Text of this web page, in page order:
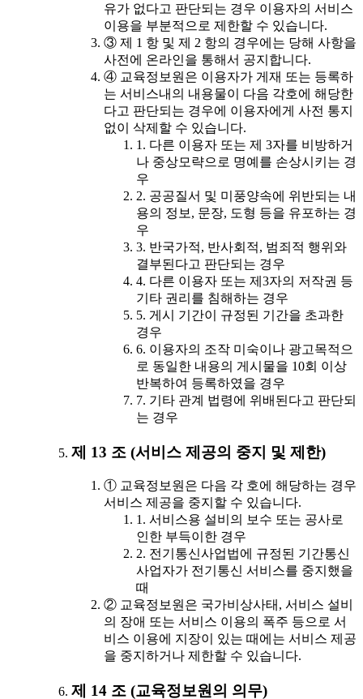
유가 없다고 판단되는 경우 이용자의 서비스
이용을 부분적으로 제한할 수 있습니다.
③ 제 1 항 및 제 2 항의 경우에는 당해 사항을
사전에 온라인을 통해서 공지합니다.
④ 교육정보원은 이용자가 게재 또는 등록하
는 서비스내의 내용물이 다음 각호에 해당한
다고 판단되는 경우에 이용자에게 사전 통지
없이 삭제할 수 있습니다.
1. 다른 이용자 또는 제 3자를 비방하거
나 중상모략으로 명예를 손상시키는 경
우
2. 공공질서 및 미풍양속에 위반되는 내
용의 정보, 문장, 도형 등을 유포하는 경
우
3. 반국가적, 반사회적, 범죄적 행위와
결부된다고 판단되는 경우
4. 다른 이용자 또는 제3자의 저작권 등
기타 권리를 침해하는 경우
5. 게시 기간이 규정된 기간을 초과한
경우
6. 이용자의 조작 미숙이나 광고목적으
로 동일한 내용의 게시물을 10회 이상
반복하여 등록하였을 경우
7. 기타 관계 법령에 위배된다고 판단되
는 경우
제 13 조 (서비스 제공의 중지 및 제한)
① 교육정보원은 다음 각 호에 해당하는 경우
서비스 제공을 중지할 수 있습니다.
1. 서비스용 설비의 보수 또는 공사로
인한 부득이한 경우
2. 전기통신사업법에 규정된 기간통신
사업자가 전기통신 서비스를 중지했을
때
② 교육정보원은 국가비상사태, 서비스 설비
의 장애 또는 서비스 이용의 폭주 등으로 서
비스 이용에 지장이 있는 때에는 서비스 제공
을 중지하거나 제한할 수 있습니다.
제 14 조 (교육정보원의 의무)